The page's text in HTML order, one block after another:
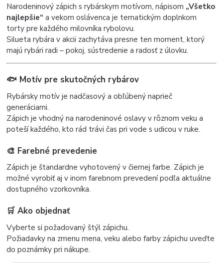
Narodeninový zápich s rybárskym motívom, nápisom „Všetko
najlepšie“ a vekom oslávenca je tematickým doplnkom
torty pre každého milovníka rybolovu.
Silueta rybára v akcii zachytáva presne ten moment, ktorý
majú rybári radi – pokoj, sústredenie a radosť z úlovku.
🐟 Motív pre skutočných rybárov
Rybársky motív je nadčasový a obľúbený naprieč
generáciami.
Zápich je vhodný na narodeninové oslavy v rôznom veku a
poteší každého, kto rád trávi čas pri vode s udicou v ruke.
🎨 Farebné prevedenie
Zápich je štandardne vyhotovený v čiernej farbe. Zápich je
možné vyrobiť aj v inom farebnom prevedení podľa aktuálne
dostupného vzorkovníka.
🛒 Ako objednať
Vyberte si požadovaný štýl zápichu.
Požiadavky na zmenu mena, veku alebo farby zápichu uveďte
do poznámky pri nákupe.